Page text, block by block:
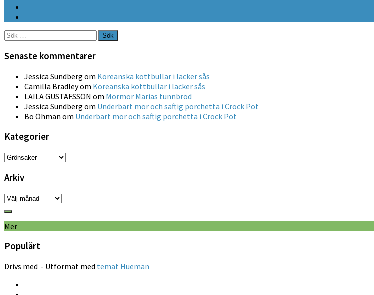
Sök
Senaste kommentarer
Jessica Sundberg om Koreanska köttbullar i läcker sås
Camilla Bradleyom Koreanska köttbullar i läcker sås
LAILA GUSTAFSSON om Mormor Marias tunnbröd
Jessica Sundberg om Underbart mör och saftig porchetta i Crock Pot
Bo Öhman om Underbart mör och saftig porchetta i Crock Pot
Kategorier
Kategorier
Arkiv
Arkiv
Mer
Populärt
Drivs med - Utformat med temat Hueman